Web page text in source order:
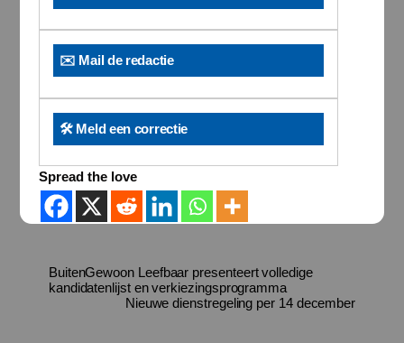
✉️ Mail de redactie
🛠️ Meld een correctie
Spread the love
BuitenGewoon Leefbaar presenteert volledige
kandidatenlijst en verkiezingsprogramma
Nieuwe dienstregeling per 14 december